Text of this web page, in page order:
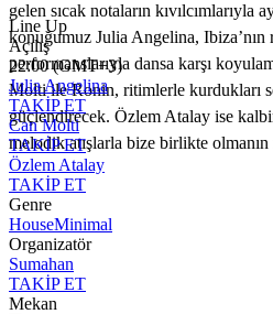
gelen sıcak notaların kıvılcımlarıyla
konuğumuz Julia Angelina, Ibiza’nın
performanslarıyla dansa karşı
Molti ile Ronin, ritimlerle kurdukları
güçlendirecek. Özlem Atalay ise
melodik atışlarla bize birlikte
Line Up
Açılış
22:00 (GMT+3)
Julia Angelina
TAKİP ET
Can Molti
TAKİP ET
Özlem Atalay
TAKİP ET
Genre
HouseMinimal
Organizatör
Sumahan
TAKİP ET
Mekan